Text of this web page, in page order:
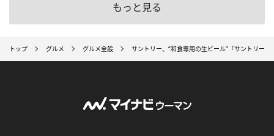
もっと見る
トップ グルメ グルメ全般 サントリー、“和食専用の生ビール”『サントリー